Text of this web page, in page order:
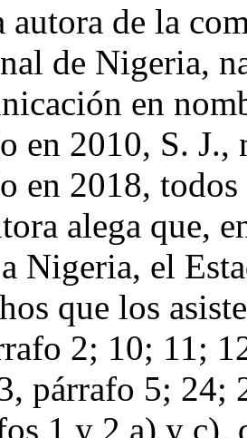
autora de la
de Nigeria,
en
en 2010, S. J.,
en 2018,
alega que,
Nigeria, el
que los
2; 10; 11;
párrafo 5; 24;
1 y 2 a) y c),